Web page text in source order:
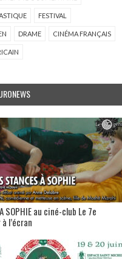
FESTIVAL
DRAME CINÉMA FRANÇAIS
SOPHIE au ciné-club Le 7e
l’écran